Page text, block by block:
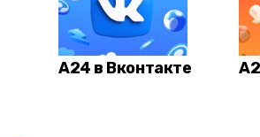
А24 в Вконтакте